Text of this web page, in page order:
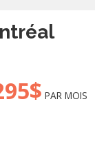
PAR MOIS